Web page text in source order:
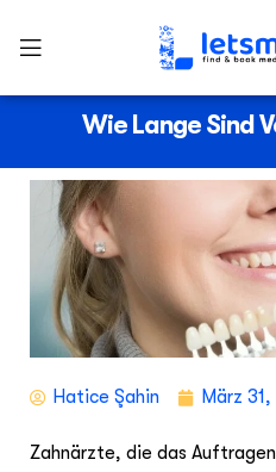
Wie Lange Sind
Hatice Şahin März
Zahnärzte, die das